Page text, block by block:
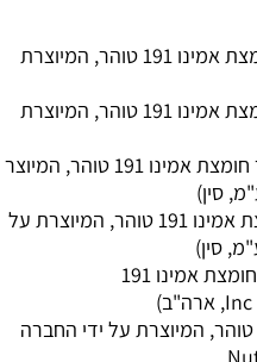
גנוטרופין - Genotropin (מספר חומצת אמינו 191 טוהר, המיוצרת
הומטרופ - Humatrope (מספר חומצת אמינו 191 טוהר, המיוצרת
היפרטרופין - Hypertropin (מספר חומצת אמינו 191 טוהר, המיוצר
ג'ינטרופין - Jintropin (מספר חומצת אמינו 191 טוהר, המיוצרת על
נורדיטרופין - Norditropin (מספר חומצת אמינו 191
נוטרופין - (מספר חומצת אמינו 191 טוהר, המיוצרת על ידי החברה